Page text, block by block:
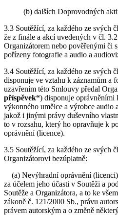
(b) dalších Doprovodných
3.3 Soutěžící, za každého ze svých
že z finále a akcí uvedených v čl.
Organizátorem nebo pověřenými či
pořízeny fotografie a audio a
3.4 Soutěžící, za každého ze svých
disponuje ve vztahu k záznamům a
uzavřením této Smlouvy předal
příspěvek“) disponuje oprávněními
výkonného umělce a výrobce audio
jakož i jinými právy duševního
to v rozsahu, který ho opravňuje k
oprávnění (licence).
3.5 Soutěžící, za každého ze svých
Organizátorovi bezúplatně:
(a) Nevýhradní oprávnění
za účelem jeho účasti v Soutěži a
Soutěže a Organizátora, a to ke
zákoně č. 121/2000 Sb., právu
právem autorským a o změně